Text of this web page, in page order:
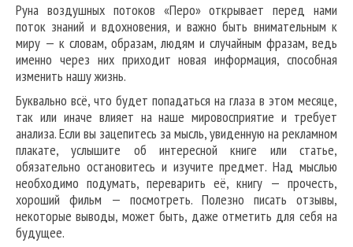
Руна воздушных потоков «Перо» открывает перед нами
поток знаний и вдохновения, и важно быть внимательным к
миру — к словам, образам, людям и случайным фразам, ведь
именно через них приходит новая информация, способная
изменить нашу жизнь.
Буквально всё, что будет попадаться на глаза в этом месяце,
так или иначе влияет на наше мировосприятие и требует
анализа. Если вы зацепитесь за мысль, увиденную на рекламном
плакате, услышите об интересной книге или статье,
обязательно остановитесь и изучите предмет. Над мыслью
необходимо подумать, переварить её, книгу — прочесть,
хороший фильм — посмотреть. Полезно писать отзывы,
некоторые выводы, может быть, даже отметить для себя на
будущее.